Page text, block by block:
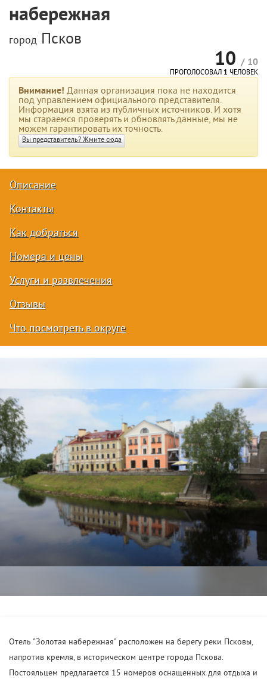
набережная
город Псков
10 / 10
ПРОГОЛОСОВАЛ 1 ЧЕЛОВЕК
Внимание! Данная организация пока не находится
под управлением официального представителя.
Информация взята из публичных источников. И хотя
мы стараемся проверять и обновлять данные, мы не
можем гарантировать их точность.
Вы представитель? Жмите сюда
Описание
Контакты
Как добраться
Номера и цены
Услуги и развлечения
Отзывы
Что посмотреть в округе
Отель "Золотая набережная" расположен на берегу реки Псковы,
напротив кремля, в историческом центре города Пскова.
Постояльцем предлагается 15 номеров оснащенных для отдыха и